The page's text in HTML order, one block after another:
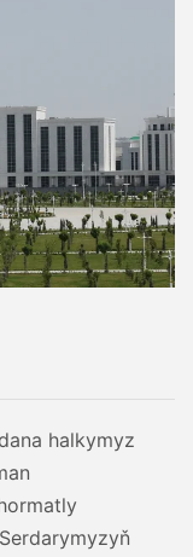
halkymyz